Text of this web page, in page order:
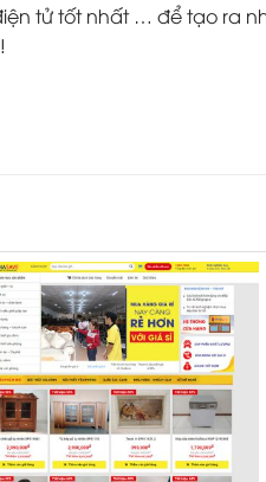
tử tốt nhất … để tạo ra